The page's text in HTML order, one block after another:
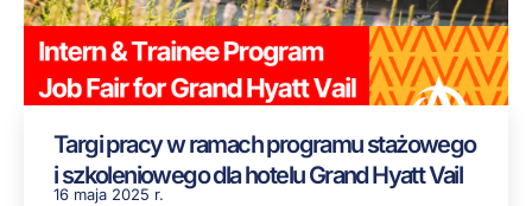
Targi pracy w ramach programu stażowego
i szkoleniowego dla hotelu Grand Hyatt Vail
16 maja 2025 r.